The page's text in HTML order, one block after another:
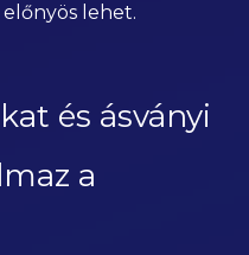
lehet.
és ásványi
a